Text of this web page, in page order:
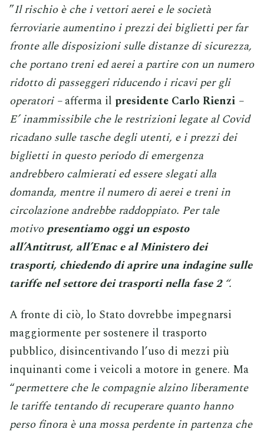
”Il rischio è che i vettori aerei e le società
ferroviarie aumentino i prezzi dei biglietti per far
fronte alle disposizioni sulle distanze di sicurezza,
che portano treni ed aerei a partire con un numero
ridotto di passeggeri riducendo i ricavi per gli
operatori –afferma il presidente Carlo Rienzi –
E’ inammissibile che le restrizioni legate al Covid
ricadano sulle tasche degli utenti, e i prezzi dei
biglietti in questo periodo di emergenza
andrebbero calmierati ed essere slegati alla
domanda, mentre il numero di aerei e treni in
circolazione andrebbe raddoppiato. Per tale
motivopresentiamo oggi un esposto
all’Antitrust, all’Enac e al Ministero dei
trasporti, chiedendo di aprire una indagine sulle
tariffe nel settore dei trasporti nella fase 2“.
A fronte di ciò, lo Stato dovrebbe impegnarsi
maggiormente per sostenere il trasporto
pubblico, disincentivando l’uso di mezzi più
inquinanti come i veicoli a motore in genere. Ma
“permettere che le compagnie alzino liberamente
le tariffe tentando di recuperare quanto hanno
perso finora è una mossa perdente in partenza che